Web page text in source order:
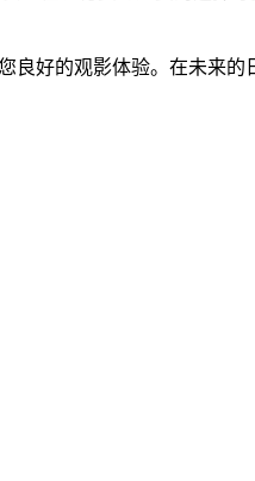
好的观影体验。在未来的